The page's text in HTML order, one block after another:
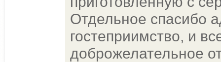
Отдельное спасибо
гостеприимство, и
доброжелательное